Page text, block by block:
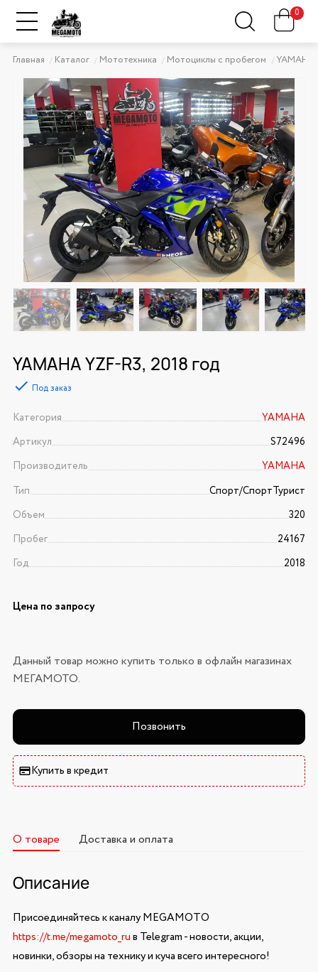
0
Главная Каталог Мототехника Мотоциклы с пробегом YAMAHA
YAMAHA YZF-R3, 2018 год
Под заказ
Категория
YAMAHA
Артикул
S72496
Производитель
YAMAHA
Тип
Спорт/CпортТурист
Объем
320
Пробег
24167
Год
2018
Цена по запросу
Данный товар можно купить только в офлайн магазинах
МЕГАМОТО.
Позвонить
Купить в кредит
О товаре Доставка и оплата
Описание
Присоединяйтесь к каналу MEGAMOTO
https://t.me/megamoto_ruв Telegram - новости, акции,
новинки, обзоры на технику и куча всего интересного!